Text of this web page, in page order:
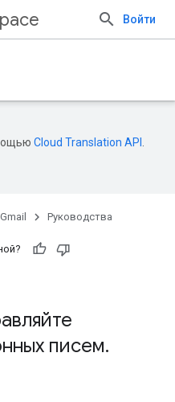
Войти
Cloud Translation API
Gmail Руководства
писем.